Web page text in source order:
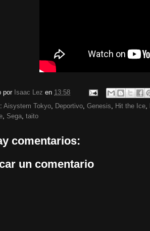
por Isaac Lez en 13:58
Aisystem Tokyo, Deportivo, Genesis, Hit the Ice,
, Sega, taito
comentarios:
un comentario